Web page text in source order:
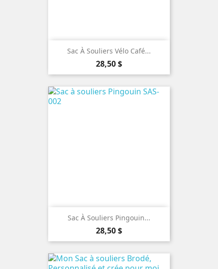
Sac À Souliers Vélo Café...
Prix
28,50 $
Sac À Souliers Pingouin...
Prix
28,50 $